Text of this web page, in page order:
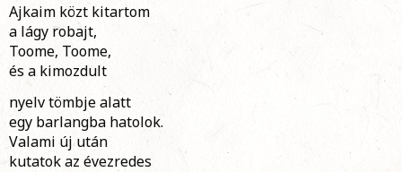
Ajkaim közt kitartom
a lágy robajt,
Toome, Toome,
és a kimozdult
nyelv tömbje alatt
egy barlangba hatolok.
Valami új után
kutatok az évezredes